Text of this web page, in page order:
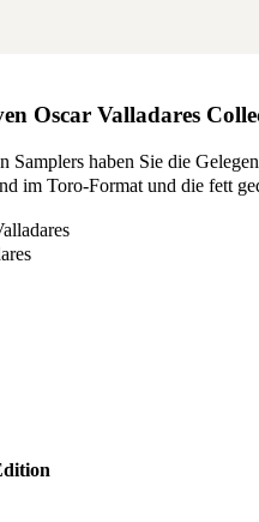
Oscar Valladares
Samplers haben Sie die
im Toro-Format und die fett